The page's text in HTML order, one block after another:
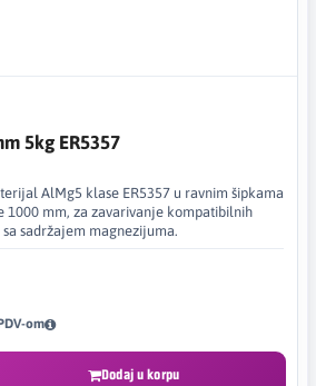
5kg ER5357
AlMg5 klase ER5357 u ravnim šipkama
1000 mm, za zavarivanje kompatibilnih
sadržajem magnezijuma.
om
Dodaj u korpu